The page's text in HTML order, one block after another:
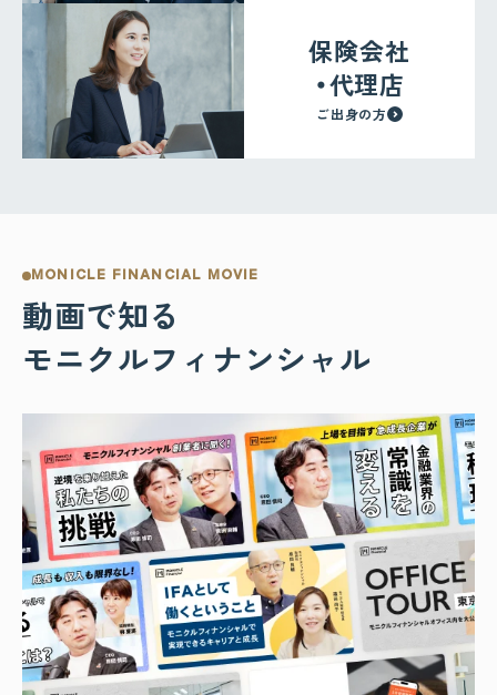
保険会社
・代理店
ご出身の方
MONICLE FINANCIAL MOVIE
動画で知る
モニクルフィナンシャル